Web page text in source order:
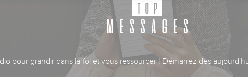
pour grandir dans la foi et vous ressourcer ! Démarrez dès